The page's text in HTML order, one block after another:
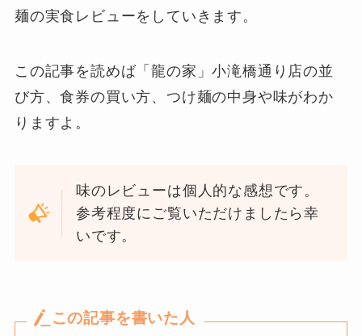
麺の実食レビューをしていきます。
この記事を読めば「龍の家」小滝橋通り店の並
び方、食券の買い方、つけ麺の中身や味がわか
りますよ。
味のレビューは個人的な感想です。
参考程度にご覧いただけましたら幸
いです。
この記事を書いた人